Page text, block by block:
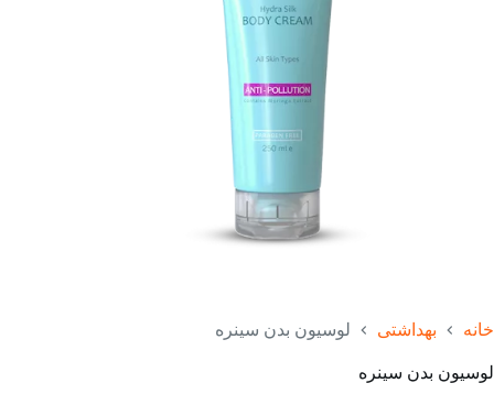
خانه بهداشتی لوسیون بدن سینره
لوسیون بدن سینره